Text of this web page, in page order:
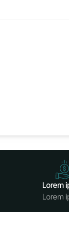
Lorem
Lorem